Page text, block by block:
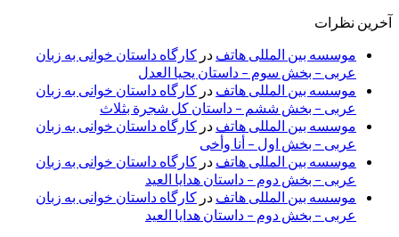
آخرین نظرات
موسسه بین المللی هاتف در کارگاه داستان خوانی به زبان
عربی – بخش سوم – داستان یحیا العدل
موسسه بین المللی هاتف در کارگاه داستان خوانی به زبان
عربی – بخش ششم – داستان کل شجرة بثلاث
موسسه بین المللی هاتف در کارگاه داستان خوانی به زبان
عربی – بخش اول – أنا وأخی
موسسه بین المللی هاتف در کارگاه داستان خوانی به زبان
عربی – بخش دوم – داستان هدایا العید
موسسه بین المللی هاتف در کارگاه داستان خوانی به زبان
عربی – بخش دوم – داستان هدایا العید